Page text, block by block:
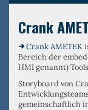
Crank
Crank AMETEK
Bereich der
HMI genannt)
Storyboard von
gemeinschaftlich